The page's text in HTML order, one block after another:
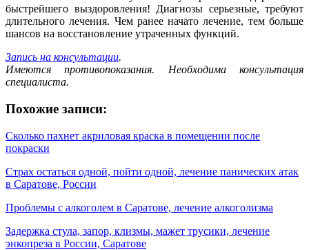
быстрейшего выздоровления! Диагнозы серьезные, требуют
длительного лечения. Чем ранее начато лечение, тем больше
шансов на восстановление утраченных функций.
Запись на консультации.
Имеются противопоказания. Необходима консультация
специалиста.
Похожие записи:
Сколько пахнет акриловая краска в помещении после
покраски
Страх остаться одной, пойти одной, лечение панических атак
в Саратове, России
Проблемы с алкоголем в Саратове, лечение алкоголизма
Задержка стула, запор, клизмы, мажет трусики, лечение
энкопреза в России, Саратове